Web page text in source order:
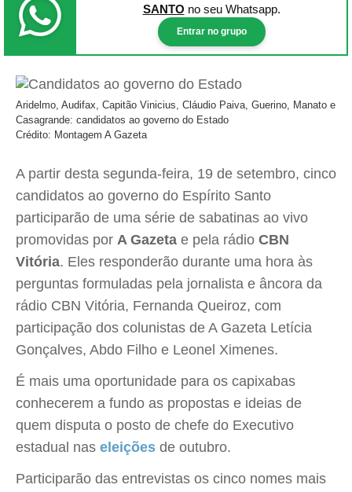
SANTO no seu Whatsapp.
Entrar no grupo
Aridelmo, Audifax, Capitão Vinicius, Cláudio Paiva, Guerino, Manato e
Casagrande: candidatos ao governo do Estado
Crédito: Montagem A Gazeta
A partir desta segunda-feira, 19 de setembro, cinco
candidatos ao governo do Espírito Santo
participarão de uma série de sabatinas ao vivo
promovidas por A Gazeta e pela rádio CBN
Vitória. Eles responderão durante uma hora às
perguntas formuladas pela jornalista e âncora da
rádio CBN Vitória, Fernanda Queiroz, com
participação dos colunistas de A Gazeta Letícia
Gonçalves, Abdo Filho e Leonel Ximenes.
É mais uma oportunidade para os capixabas
conhecerem a fundo as propostas e ideias de
quem disputa o posto de chefe do Executivo
estadual nas eleições de outubro.
Participarão das entrevistas os cinco nomes mais